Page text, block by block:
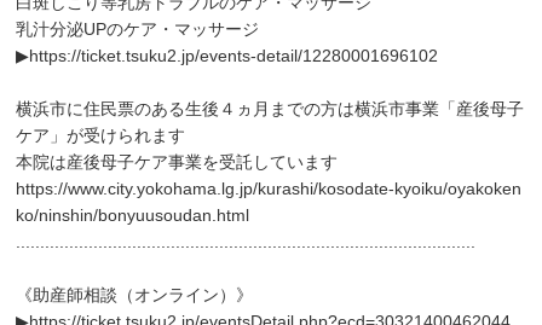
乳汁分泌UPのケア・マッサージ
▶https://ticket.tsuku2.jp/events-detail/12280001696102
横浜市に住民票のある生後４ヵ月までの方は横浜市事業「産後母子
ケア」が受けられます
本院は産後母子ケア事業を受託しています
https://www.city.yokohama.lg.jp/kurashi/kosodate-kyoiku/oyakoken
ko/ninshin/bonyuusoudan.html
...............................................................................................
《助産師相談（オンライン）》